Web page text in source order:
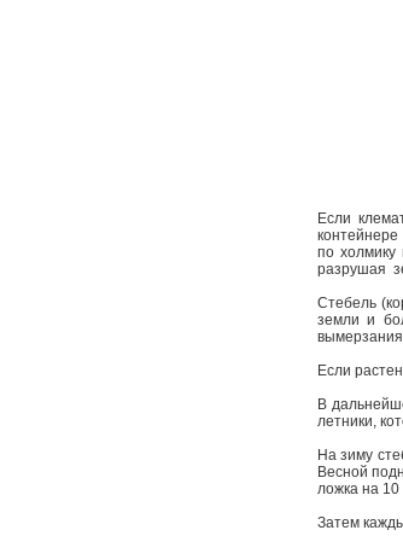
Если
по
разрушая
Стебель
земли и
Если
В
летники,
На зиму
Весной
ложка на
Затем